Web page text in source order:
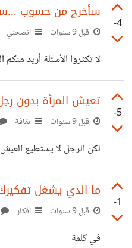
حساب حسوب مثلا)
-4
سأخرج من حسوب
قبل 9 سنوات انصحني
لا تكثروا الأسئلة أريد
-5
تعيش المرأة بدون
قبل 9 سنوات ثقافة
لكن الرجل لا يستطيع
-1
ما الدي يشغل
قبل 9 سنوات أفكار
في كلمة